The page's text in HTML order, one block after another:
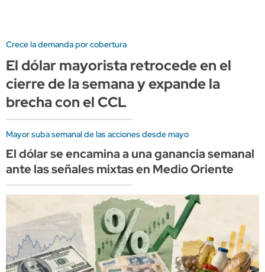
Crece la demanda por cobertura
El dólar mayorista retrocede en el
cierre de la semana y expande la
brecha con el CCL
Mayor suba semanal de las acciones desde mayo
El dólar se encamina a una ganancia semanal
ante las señales mixtas en Medio Oriente